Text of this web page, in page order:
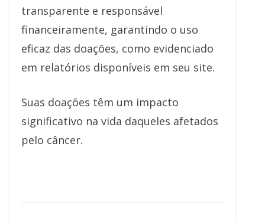
transparente e responsável
financeiramente, garantindo o uso
eficaz das doações, como evidenciado
em relatórios disponíveis em seu site.
Suas doações têm um impacto
significativo na vida daqueles afetados
pelo câncer.